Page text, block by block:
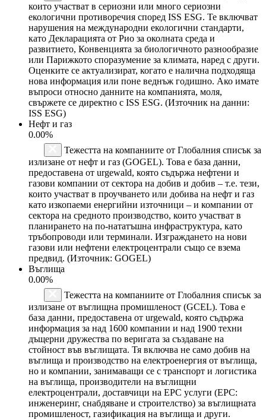
които участват в сериозни или много сериозни
екологични противоречия според ISS ESG. Те включват
нарушения на международни екологични стандарти,
като Декларацията от Рио за околната среда и
развитието, Конвенцията за биологичното разнообразие
или Парижкото споразумение за климата, наред с други.
Оценките се актуализират, когато е налична подходяща
нова информация или поне веднъж годишно. Ако имате
въпроси относно данните на компанията, моля,
свържете се директно с ISS ESG. (Източник на данни:
ISS ESG)
Нефт и газ
0.00%
Тежестта на компаниите от Глобалния списък за
излизане от нефт и газ (GOGEL). Това е база данни,
предоставена от urgewald, която съдържа нефтени и
газови компании от сектора на добив и добив – т.е. тези,
които участват в проучването или добива на нефт и газ
като изкопаеми енергийни източници – и компании от
сектора на средното производство, които участват в
планирането на по-нататъшна инфраструктура, като
тръбопроводи или терминали. Изграждането на нови
газови или нефтени електроцентрали също се взема
предвид. (Източник: GOGEL)
Въглища
0.00%
Тежестта на компаниите от Глобалния списък за
излизане от въглищна промишленост (GCEL). Това е
база данни, предоставена от urgewald, която съдържа
информация за над 1600 компании и над 1900 техни
дъщерни дружества по веригата за създаване на
стойност във въглищата. Тя включва не само добив на
въглища и производство на електроенергия от въглища,
но и компании, занимаващи се с транспорт и логистика
на въглища, производители на въглищни
електроцентрали, доставчици на EPC услуги (EPC:
инженеринг, снабдяване и строителство) за въглищната
промишленост, газификация на въглища и други.